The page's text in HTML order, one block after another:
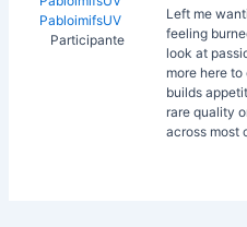
PabloimifsUV
Participante
Left me
feeling
look at
more here
builds
rare quality
across most